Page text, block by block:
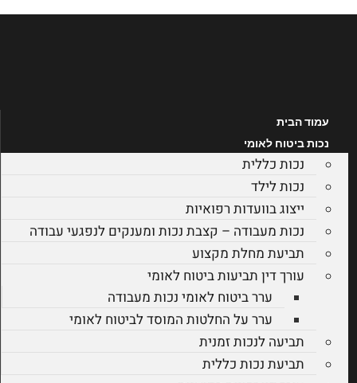
עמוד הבית
נכות ביטוח לאומי
נכות כללית
נכות לילד
ייצוג בוועדות רפואיות
נכות מעבודה – קצבת נכות ומענקים לנפגעי עבודה
תביעת מחלת מקצוע
עורך דין תביעות ביטוח לאומי
ערר ביטוח לאומי נכות מעבודה
ערר על החלטות המוסד לביטוח לאומי
תביעה לנכות זמנית
תביעת נכות כללית